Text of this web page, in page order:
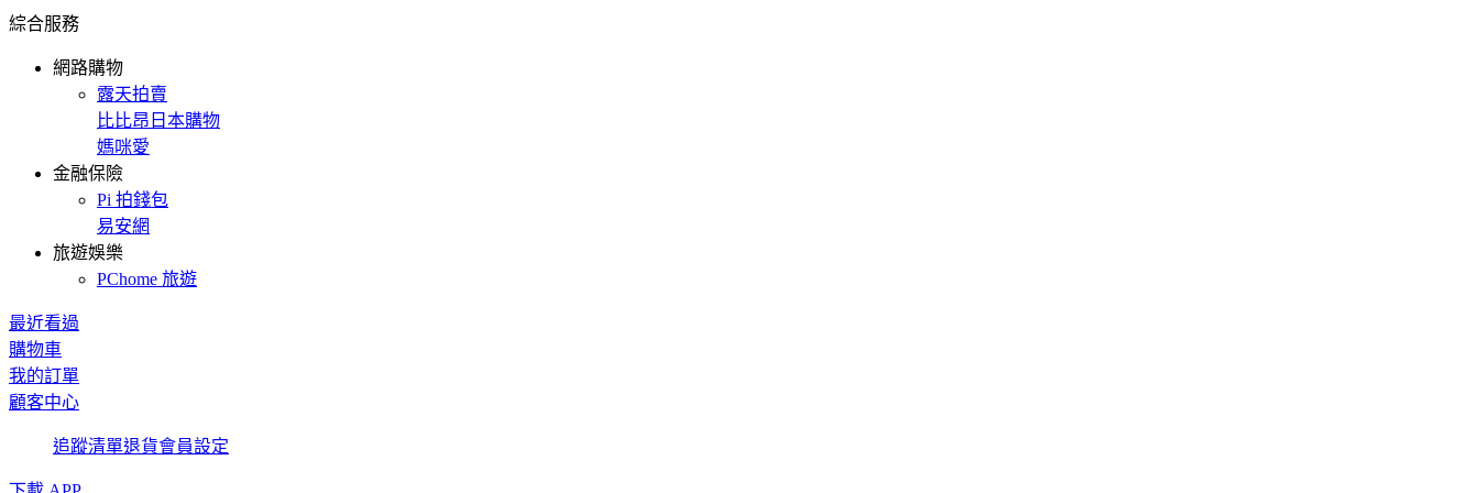
綜合服務
網路購物
露天拍賣
比比昂日本購物
媽咪愛
金融保險
Pi 拍錢包
易安網
旅遊娛樂
PChome 旅遊
最近看過
購物車
我的訂單
顧客中心
追蹤清單退貨會員設定